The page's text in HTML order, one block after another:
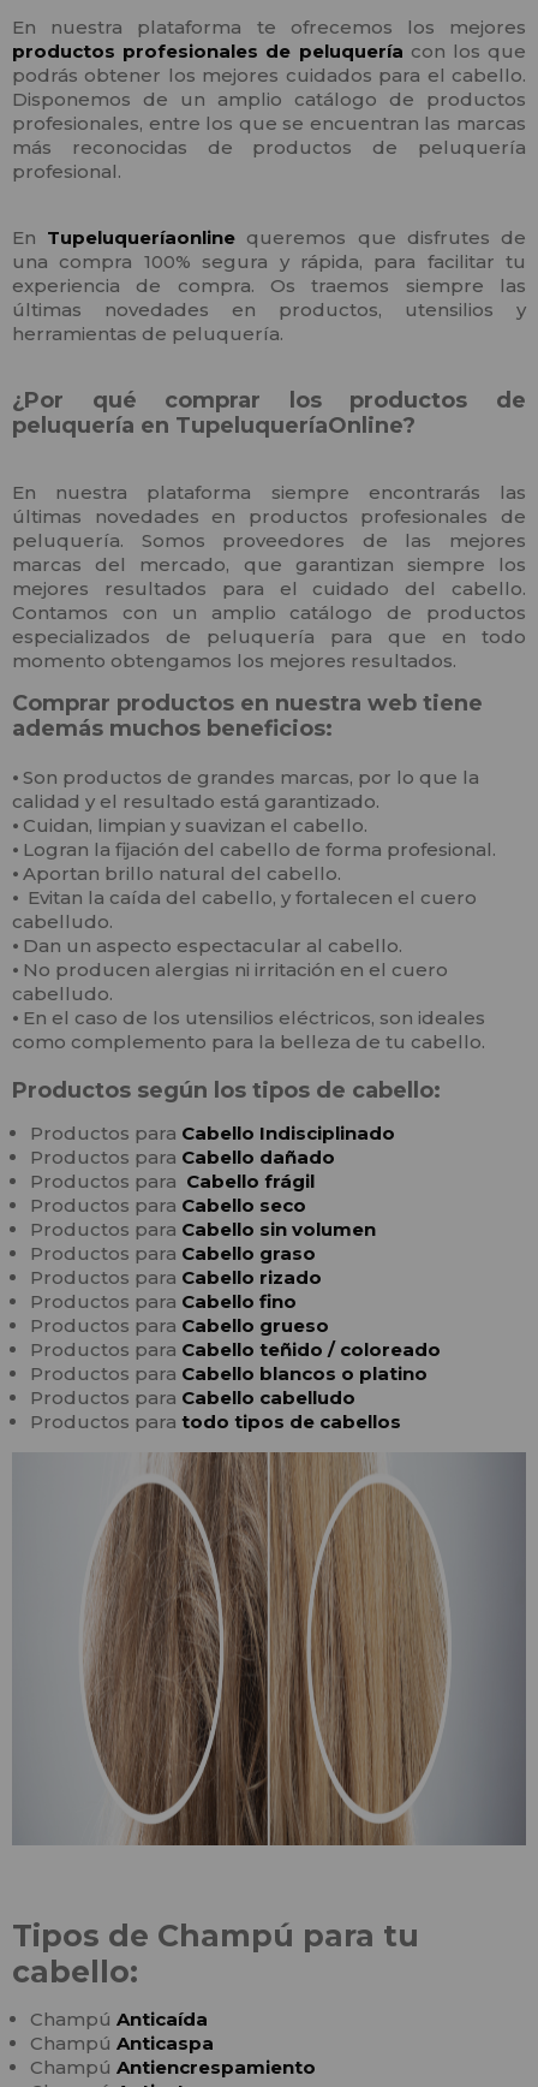
En nuestra plataforma te ofrecemos los mejores
productos profesionales de peluquería con los que
podrás obtener los mejores cuidados para el cabello.
Disponemos de un amplio catálogo de productos
profesionales, entre los que se encuentran las marcas
más reconocidas de productos de peluquería
profesional.
En Tupeluqueríaonline queremos que disfrutes de
una compra 100% segura y rápida, para facilitar tu
experiencia de compra. Os traemos siempre las
últimas novedades en productos, utensilios y
herramientas de peluquería.
¿Por qué comprar los productos de
peluquería en TupeluqueríaOnline?
En nuestra plataforma siempre encontrarás las
últimas novedades en productos profesionales de
peluquería. Somos proveedores de las mejores
marcas del mercado, que garantizan siempre los
mejores resultados para el cuidado del cabello.
Contamos con un amplio catálogo de productos
especializados de peluquería para que en todo
momento obtengamos los mejores resultados.
Comprar productos en nuestra web tiene
además muchos beneficios:
⦁ Son productos de grandes marcas, por lo que la
calidad y el resultado está garantizado.
⦁ Cuidan, limpian y suavizan el cabello.
⦁ Logran la fijación del cabello de forma profesional.
⦁ Aportan brillo natural del cabello.
⦁ Evitan la caída del cabello, y fortalecen el cuero
cabelludo.
⦁ Dan un aspecto espectacular al cabello.
⦁ No producen alergias ni irritación en el cuero
cabelludo.
⦁ En el caso de los utensilios eléctricos, son ideales
como complemento para la belleza de tu cabello.
Productos según los tipos de cabello:
Productos para Cabello Indisciplinado
Productos para Cabello dañado
Productos para Cabello frágil
Productos para Cabello seco
Productos para Cabello sin volumen
Productos para Cabello graso
Productos para Cabello rizado
Productos para Cabello fino
Productos para Cabello grueso
Productos para Cabello teñido / coloreado
Productos para Cabello blancos o platino
Productos para Cabello cabelludo
Productos para todo tipos de cabellos
Tipos de Champú para tu
cabello:
Champú Anticaída
Champú Anticaspa
Champú Antiencrespamiento